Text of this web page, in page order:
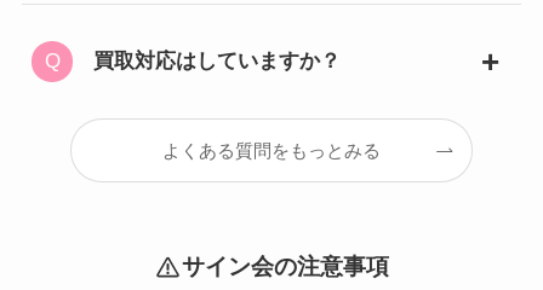
買取対応はしていますか？
よくある質問をもっとみる
サイン会の注意事項